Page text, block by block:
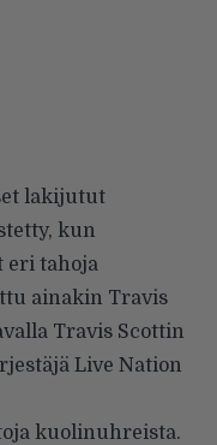
lakijutut
kun
eri tahoja
ainakin Travis
Travis Scottin
Live Nation
kuolinuhreista.